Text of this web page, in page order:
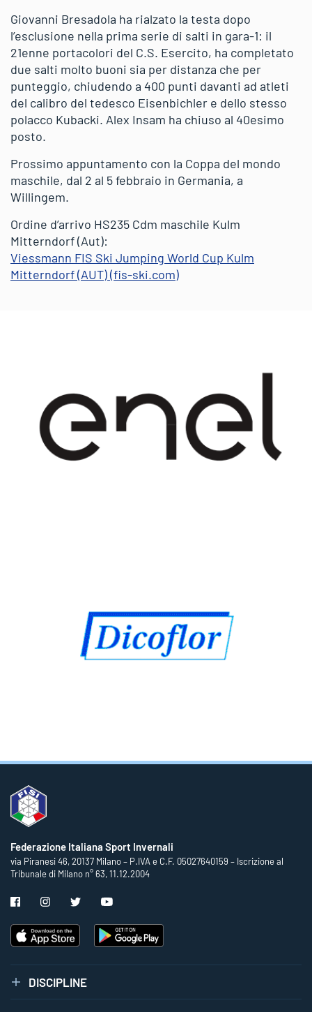
Giovanni Bresadola ha rialzato la testa dopo
l’esclusione nella prima serie di salti in gara-1: il
21enne portacolori del C.S. Esercito, ha completato
due salti molto buoni sia per distanza che per
punteggio, chiudendo a 400 punti davanti ad atleti
del calibro del tedesco Eisenbichler e dello stesso
polacco Kubacki. Alex Insam ha chiuso al 40esimo
posto.
Prossimo appuntamento con la Coppa del mondo
maschile, dal 2 al 5 febbraio in Germania, a
Willingem.
Ordine d’arrivo HS235 Cdm maschile Kulm
Mitterndorf (Aut):
Viessmann FIS Ski Jumping World Cup Kulm
Mitterndorf (AUT) (fis-ski.com)
Federazione Italiana Sport Invernali
via Piranesi 46, 20137 Milano – P.IVA e C.F. 05027640159 – Iscrizione al
Tribunale di Milano n° 63, 11.12.2004
DISCIPLINE